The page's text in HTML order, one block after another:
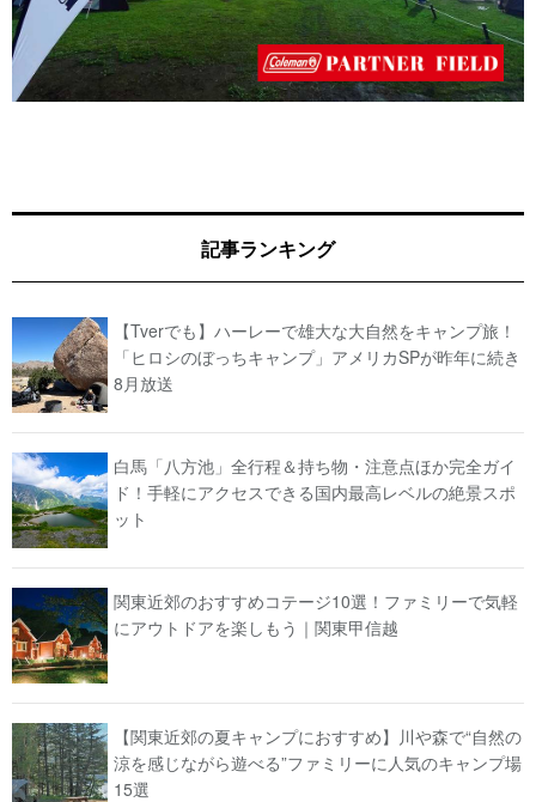
記事ランキング
【Tverでも】ハーレーで雄大な大自然をキャンプ旅！
「ヒロシのぼっちキャンプ」アメリカSPが昨年に続き
8月放送
白馬「八方池」全行程＆持ち物・注意点ほか完全ガイ
ド！手軽にアクセスできる国内最高レベルの絶景スポ
ット
関東近郊のおすすめコテージ10選！ファミリーで気軽
にアウトドアを楽しもう｜関東甲信越
【関東近郊の夏キャンプにおすすめ】川や森で“自然の
涼を感じながら遊べる”ファミリーに人気のキャンプ場
15選